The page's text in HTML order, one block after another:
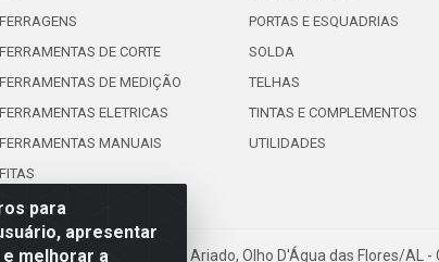
para
apresentar
melhorar a
FERRAGENS
FERRAMENTAS DE CORTE
FERRAMENTAS DE MEDIÇÃO
FERRAMENTAS ELETRICAS
FERRAMENTAS MANUAIS
FITAS
PORTAS E ESQUADRIAS
SOLDA
TELHAS
TINTAS E COMPLEMENTOS
UTILIDADES
Jose de Souza Leite, 265 - Ariado, Olho D'Água das Flores/AL